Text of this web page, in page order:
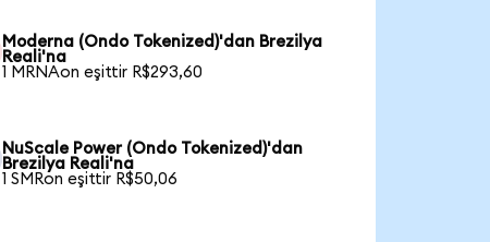
Moderna (Ondo Tokenized)'dan Brezilya
Reali'na
1 MRNAon eşittir R$293,60
NuScale Power (Ondo Tokenized)'dan
Brezilya Reali'na
1 SMRon eşittir R$50,06